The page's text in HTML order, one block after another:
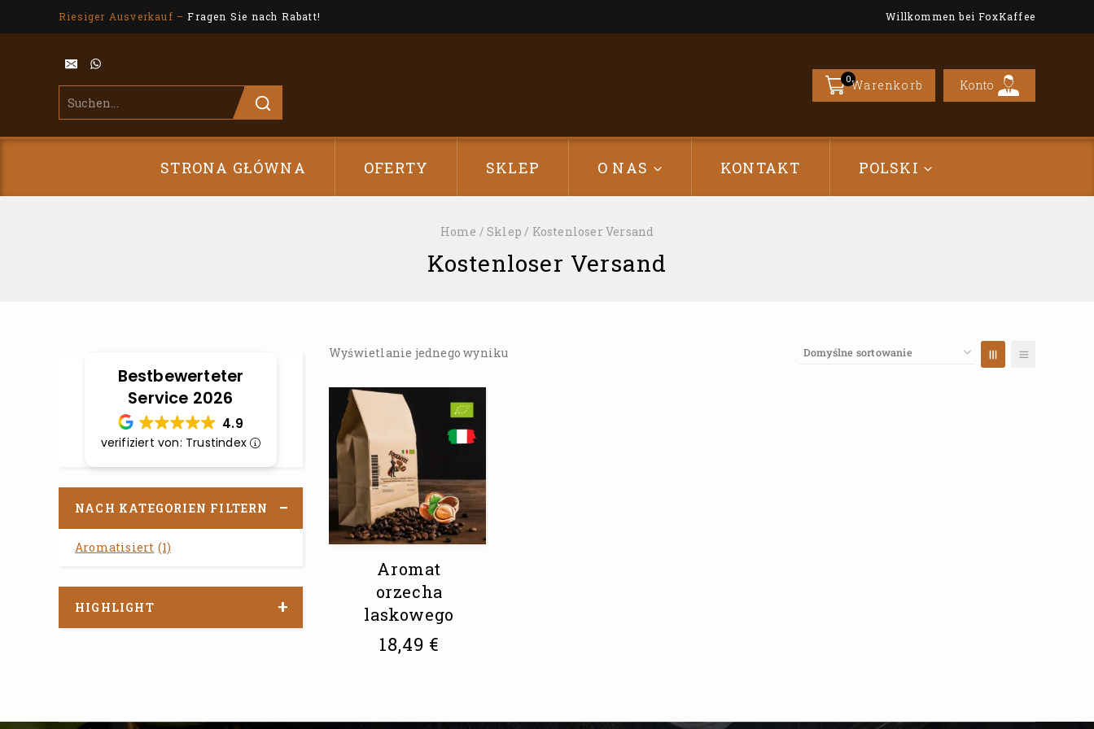
Riesiger Ausverkauf –Fragen Sie nach Rabatt! Willkommen bei FoxKaffee
0Warenkorb Konto
STRONA GŁÓWNA OFERTY SKLEP O NAS KONTAKT POLSKI
Home / Sklep / Kostenloser Versand
Kostenloser Versand
Wyświetlanie jednego wyniku
Aromat
orzecha
laskowego
18,49 €
Bestbewerteter
Service 2026
4.9
verifiziert von: Trustindex
NACH KATEGORIEN FILTERN
Aromatisiert (1)
HIGHLIGHT